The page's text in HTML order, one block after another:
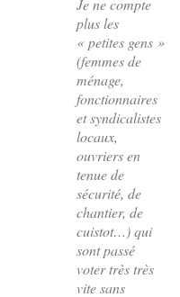
plus les
« petites gens »
(femmes de
ménage,
fonctionnaires
et syndicalistes
locaux,
ouvriers en
tenue de
sécurité, de
chantier, de
cuistot…) qui
sont passé
voter très très
vite sans